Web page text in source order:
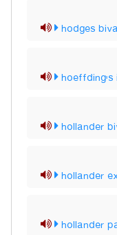
hodges
hoeffding's
hollander
hollander
hollander